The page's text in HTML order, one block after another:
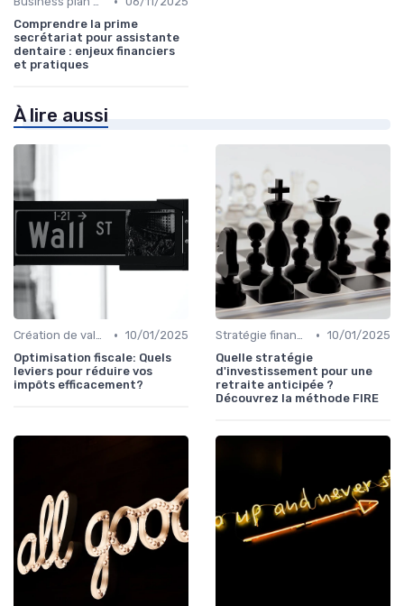
Comprendre la prime
secrétariat pour assistante
dentaire : enjeux financiers
et pratiques
À lire aussi
Création de valeur & rentabilité • 10/01/2025
Optimisation fiscale: Quels
leviers pour réduire vos
impôts efficacement?
Stratégie financière d’entreprise • 10/01/2025
Quelle stratégie
d'investissement pour une
retraite anticipée ?
Découvrez la méthode FIRE